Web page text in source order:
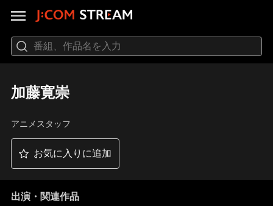
加藤寛崇
アニメスタッフ
お気に入りに追加
出演・関連作品